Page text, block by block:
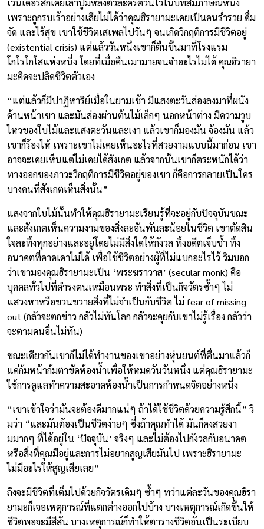
เวนเดอร์สก็เคยเล่าปูมหลังตัวละครตัวนี้ไว้ในบทสัมภาษณ์หนึ่ง
เพราะถูกรบเร้าอย่างเสียไม่ได้ว่าคุณฮิรายามะเคยเป็นคนร่ำรวย ดื่ม
จัด และไร้สุข เขาใช้ชีวิตเสเพลไปวันๆ จนเกิดวิกฤติการมีชีวิตอยู่
(existential crisis) แต่แล้ววันหนึ่งเขาก็ตื่นขึ้นมาที่โรงแรม
โกโรโกโสแห่งหนึ่ง โดยที่เมื่อคืนเมามายจนจำอะไรไม่ได้ คุณฮิรายา
มะคิดจะปลิดชีวิตตัวเอง
“แต่แล้วก็มีปาฏิหาริย์เมื่อในยามเช้า มีแสงตะวันส่องลงมาที่ผนัง
ด้านหน้าเขา และมันส่องผ่านต้นไม้เล็กๆ นอกหน้าต่าง มีความวูบ
ไหวของใบไม้และแสงตะวันและเงา แล้วเขาก็มองมัน จ้องมัน แล้ว
เขาก็ร้องไห้ เพราะเขาไม่เคยเห็นอะไรที่สวยงามแบบนี้มาก่อน เขา
อาจจะเคยเห็นแต่ไม่เคยได้สังเกต แล้วจากนั้นเขาก็ตระหนักได้ว่า
ทางออกของภาวะวิกฤติการมีชีวิตอยู่ของเขา ก็คือการกลายเป็นใคร
บางคนที่สังเกตเห็นสิ่งนั้น”
แสงจากใบไม้นั้นทำให้คุณฮิรายามะเรียนรู้ที่จะอยู่กับปัจจุบันขณะ
และสังเกตเห็นความงามของสิ่งละอันพันละน้อยในชีวิต เขาตัดสิน
ใจละทิ้งทุกอย่างและอยู่โดยไม่มีสิ่งใดให้กังวล ทิ้งอดีตเจ็บช้ำ ทิ้ง
อนาคตที่คาดเดาไม่ได้ เพื่อใช้ชีวิตอย่างผู้ที่ไม่แบกอะไรไว้ วิมบอก
ว่าเขามองคุณฮิรายามะเป็น ‘พระฆราวาส’ (secular monk) คือ
บุคคลทั่วไปที่ดำรงตนเหมือนพระ ทำสิ่งที่เป็นกิจวัตรซ้ำๆ ไม่
แสวงหาหรือขวนขวายสิ่งที่ไม่จำเป็นกับชีวิต ไม่ fear of missing
out (กลัวจะตกข่าว กลัวไม่ทันโลก กลัวจะคุยกับเขาไม่รู้เรื่อง กลัวว่า
จะตามคนอื่นไม่ทัน)
ขณะเดียวกันเขาก็ไม่ได้ทำงานของเขาอย่างหุ่นยนต์ที่ตื่นมาแล้วก็
แค่ก้มหน้าก้มตาขัดห้องน้ำเพื่อให้หมดวันวันหนึ่ง แต่คุณฮิรายามะ
ใช้การดูแลทำความสะอาดห้องน้ำเป็นการกำหนดจิตอย่างหนึ่ง
“เขาเข้าใจว่ามันจะต้องดีมากแน่ๆ ถ้าได้ใช้ชีวิตด้วยความรู้สึกนี้” วิ
มว่า “และมันต้องเป็นชีวิตง่ายๆ ซึ่งถ้าคุณทำได้ มันก็คงสวยงา
มมากๆ ที่ได้อยู่ใน ‘ปัจจุบัน’ จริงๆ และไม่ต้องไปกังวลกับอนาคต
หรือสิ่งที่คุณมีอยู่และการไม่อยากสูญเสียมันไป เพราะฮิรายามะ
ไม่มีอะไรให้สูญเสียเลย”
ถึงจะมีชีวิตที่เต็มไปด้วยกิจวัตรเดิมๆ ซ้ำๆ ทว่าแต่ละวันของคุณฮิรา
ยามะก็เจอเหตุการณ์ที่แตกต่างออกไปบ้าง บางเหตุการณ์เกิดขึ้นให้
ชีวิตพอจะมีสีสัน บางเหตุการณ์ก็ทำให้ตารางชีวิตอันเป็นระเบียบ